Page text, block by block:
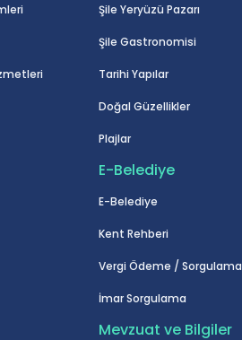
Şile Yeryüzü Pazarı
Şile Gastronomisi
Tarihi Yapılar
Doğal Güzellikler
Plajlar
E-Belediye
E-Belediye
Kent Rehberi
Vergi Ödeme / Sorgulama
İmar Sorgulama
Mevzuat ve Bilgiler